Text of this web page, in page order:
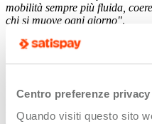
Centro preferenze privacy
Quando visiti questo sito
mobilità sempre più fluida,
chi si muove ogni giorno".
Aprendo la sezione "Servizi"
guidato all'attivazione in pochi
Milano e del traghetto sullo
accesso ad una promozione